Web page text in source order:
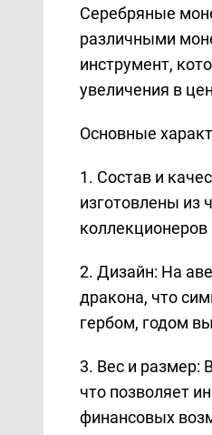
Серебряные
различными
инструмент,
увеличения в
Основные
1. Состав и
изготовлены из
коллекционеров
2. Дизайн: На
дракона, что
гербом, годом
3. Вес и размер:
что позволяет
финансовых